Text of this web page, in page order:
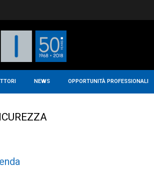
NEWS OPPORTUNITÀ PROFESSIONALI